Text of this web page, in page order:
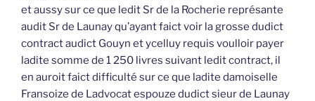
et aussy sur ce que ledit Sr de la Rocherie représante
audit Sr de Launay qu’ayant faict voir la grosse dudict
contract audict Gouyn et ycelluy requis voulloir payer
ladite somme de 1 250 livres suivant ledit contract, il
en auroit faict difficulté sur ce que ladite damoiselle
Fransoize de Ladvocat espouze dudict sieur de Launay